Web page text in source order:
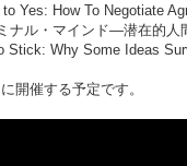
Yes: How To Negotiate
ナル・マインド―潜在的人
Stick: Why Some Ideas
開催する予定です。